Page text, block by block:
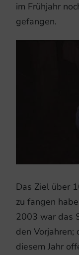
im Frühjahr
gefangen.
Das Ziel über
zu fangen
2003 war das
den
diesem Jahr